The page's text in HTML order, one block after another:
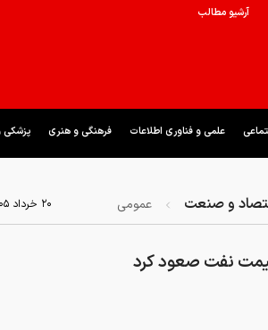
آرشیو مطالب
علمی و فناوری اطلاعات فرهنگی و هنری پزشکی
و صنعت عمومی ۲۰ خرداد ۱۴۰۵ - ۱۶:۱۹
نفت صعود کرد